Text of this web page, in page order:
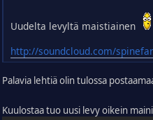
Uudelta levyltä maistiainen
http://soundcloud.com/
Palavia lehtiä olin tulossa
Kuulostaa tuo uusi levy oikein